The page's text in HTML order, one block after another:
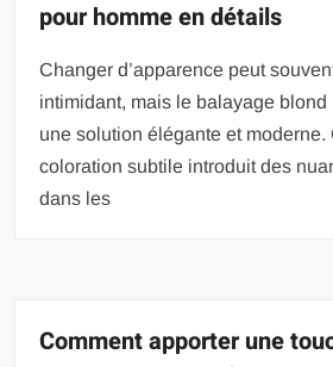
pour homme en détails
Changer d’apparence peut
intimidant, mais le balayage blond
une solution élégante et
coloration subtile introduit des
dans les
Comment apporter une